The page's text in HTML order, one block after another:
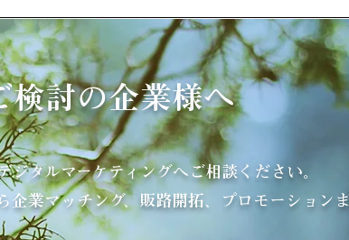
検討の企業様へ
タルマーケティングへご相談ください。
業マッチング、販路開拓、プロモーションま